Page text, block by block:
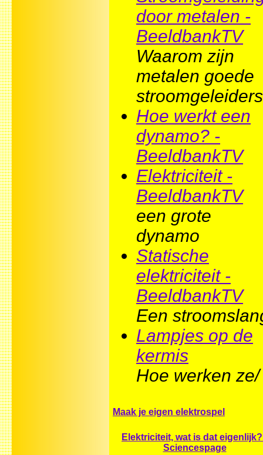
door metalen -
BeeldbankTV
Waarom zijn
metalen goede
Hoe werkt een
dynamo? -
BeeldbankTV
Elektriciteit -
BeeldbankTV
een grote
dynamo
Statische
elektriciteit -
BeeldbankTV
Een
Lampjes op de
kermis
Hoe werken ze/
Maak je eigen elektrospel
Elektriciteit, wat is dat
Sciencespage